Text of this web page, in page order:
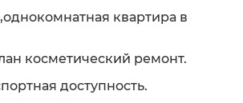
квартира в
косметический ремонт.
доступность.